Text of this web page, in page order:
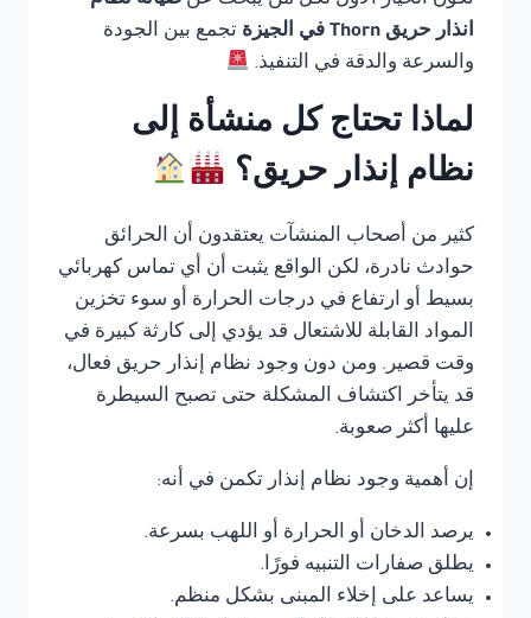
انذار حريق Thorn في الجيزة
تجمع بين الجودة
والسرعة والدقة في التنفيذ.
لماذا تحتاج كل منشأة إلى
نظام إنذار حريق؟
كثير من أصحاب المنشآت يعتقدون أن الحرائق
حوادث نادرة، لكن الواقع يثبت أن أي تماس كهربائي
بسيط أو ارتفاع في درجات الحرارة أو سوء تخزين
المواد القابلة للاشتعال قد يؤدي إلى كارثة كبيرة في
وقت قصير. ومن دون وجود نظام إنذار حريق فعال،
قد يتأخر اكتشاف المشكلة حتى تصبح السيطرة
عليها أكثر صعوبة.
إن أهمية وجود نظام إنذار تكمن في أنه:
يرصد الدخان أو الحرارة أو اللهب بسرعة.
يطلق صفارات التنبيه فورًا.
يساعد على إخلاء المبنى بشكل منظم.